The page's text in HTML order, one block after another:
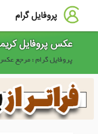
پروفایل گرام
عکس پروفایل
پروفایل گرام : مرجع